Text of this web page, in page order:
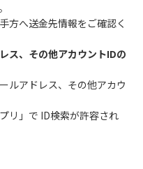
方へ送金先情報をご確認く
ス、その他アカウントIDの
ルアドレス、その他アカウ
リ」で ID検索が許容され